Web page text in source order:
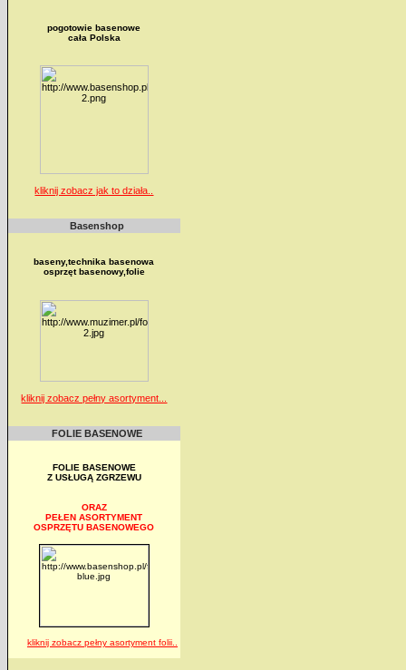
pogotowie basenowe
cała Polska
kliknij zobacz jak to działa..
Basenshop
baseny,technika basenowa
osprzęt basenowy,folie
kliknij zobacz pełny asortyment...
FOLIE BASENOWE
FOLIE BASENOWE
Z USŁUGĄ ZGRZEWU
ORAZ
PEŁEN ASORTYMENT
OSPRZĘTU BASENOWEGO
kliknij zobacz pełny asortyment folii..